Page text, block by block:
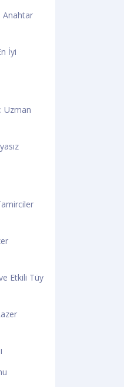
Anahtar
İyi
Uzman
Etkili Tüy